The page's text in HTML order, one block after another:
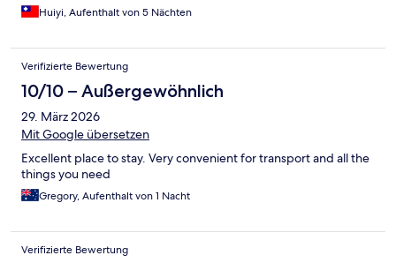
Huiyi, Aufenthalt von 5 Nächten
Verifizierte Bewertung
10/10 – Außergewöhnlich
29. März 2026
Mit Google übersetzen
Excellent place to stay. Very convenient for transport and all the
things you need
Gregory, Aufenthalt von 1 Nacht
Verifizierte Bewertung